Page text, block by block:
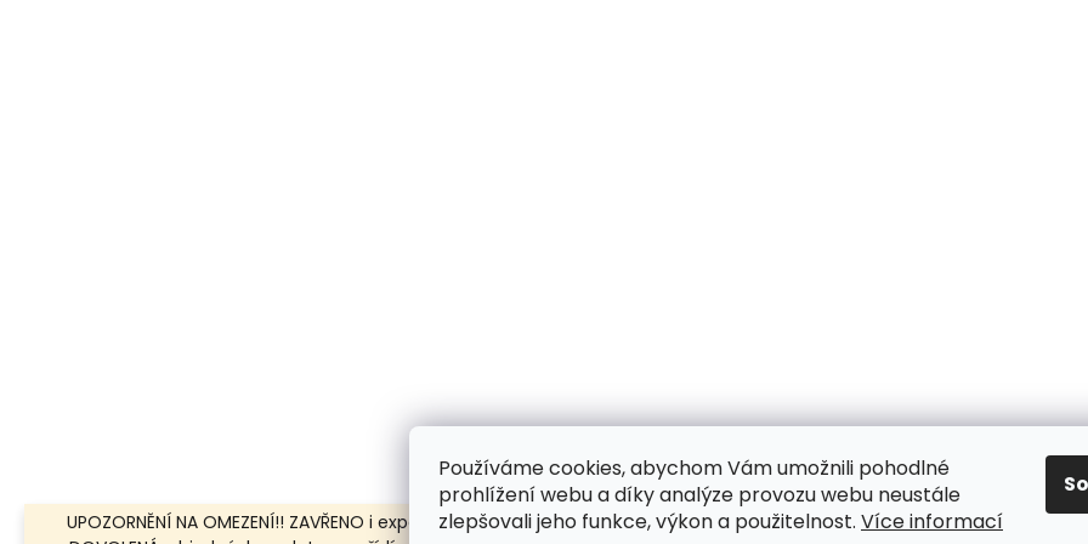
Používáme cookies, abychom Vám umožnili pohodlné
prohlížení webu a díky analýze provozu webu neustále
zlepšovali jeho funkce, výkon a použitelnost. Více informací
UPOZORNĚNÍ NA OMEZENÍ!! ZAVŘENO i expedice | 31.7.-8.8.